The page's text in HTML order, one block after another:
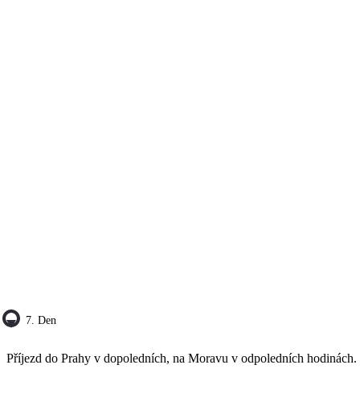
7. Den
Příjezd do Prahy v dopoledních, na Moravu v odpoledních hodinách.